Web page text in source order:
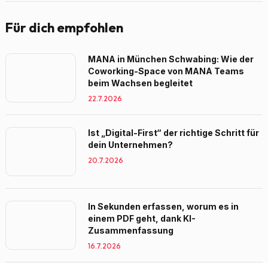
Für dich empfohlen
MANA in München Schwabing: Wie der
Coworking-Space von MANA Teams
beim Wachsen begleitet
22.7.2026
Ist „Digital-First“ der richtige Schritt für
dein Unternehmen?
20.7.2026
In Sekunden erfassen, worum es in
einem PDF geht, dank KI-
Zusammenfassung
16.7.2026